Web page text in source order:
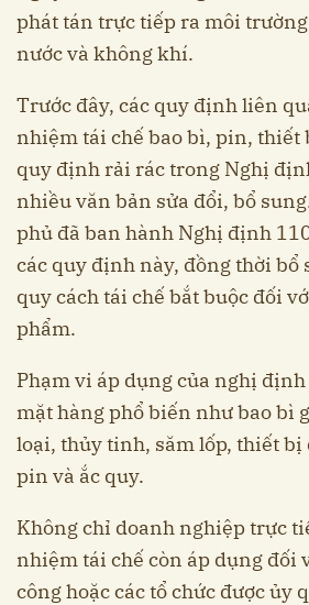
phát tán trực tiếp ra môi
nước và không khí.
Trước đây, các quy định liên
nhiệm tái chế bao bì, pin,
quy định rải rác trong Nghị
nhiều văn bản sửa đổi, bổ
phủ đã ban hành Nghị định
các quy định này, đồng thời bổ
quy cách tái chế bắt buộc đối
phẩm.
Phạm vi áp dụng của nghị
mặt hàng phổ biến như bao bì
loại, thủy tinh, săm lốp, thiết bị
pin và ắc quy.
Không chỉ doanh nghiệp trực
nhiệm tái chế còn áp dụng đối
công hoặc các tổ chức được ủy